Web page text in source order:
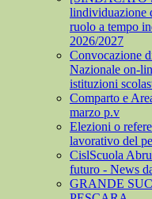
lindividuazione
ruolo a tempo
2026/2027
Convocazione
Nazionale on-
istituzioni
Comparto e
marzo p.v
Elezioni o
lavorativo del
CislScuola
futuro - News
GRANDE